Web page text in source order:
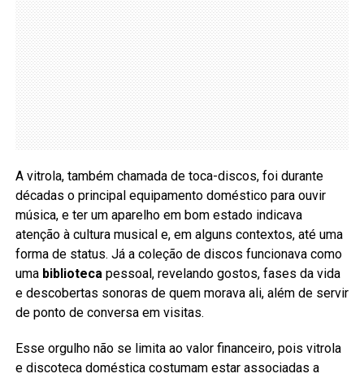
A vitrola, também chamada de toca-discos, foi durante
décadas o principal equipamento doméstico para ouvir
música, e ter um aparelho em bom estado indicava
atenção à cultura musical e, em alguns contextos, até uma
forma de status. Já a coleção de discos funcionava como
uma bibliotecapessoal, revelando gostos, fases da vida
e descobertas sonoras de quem morava ali, além de servir
de ponto de conversa em visitas.
Esse orgulho não se limita ao valor financeiro, pois vitrola
e discoteca doméstica costumam estar associadas a